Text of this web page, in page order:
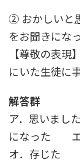
② おかしいと
をお聞きにな
【尊敬の表
にいた生徒に
解答群
ア．思いま
になった エ
オ．存じた